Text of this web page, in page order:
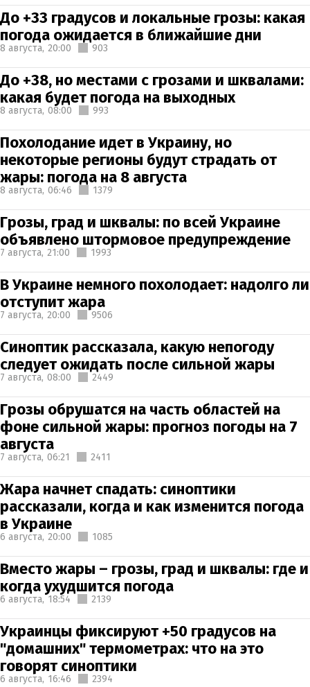
До +33 градусов и локальные грозы: какая
погода ожидается в ближайшие дни
8 августа, 20:00 903
До +38, но местами с грозами и шквалами:
какая будет погода на выходных
8 августа, 08:00 993
Похолодание идет в Украину, но
некоторые регионы будут страдать от
жары: погода на 8 августа
8 августа, 06:46 1379
Грозы, град и шквалы: по всей Украине
объявлено штормовое предупреждение
7 августа, 21:00 1993
В Украине немного похолодает: надолго ли
отступит жара
7 августа, 20:00 9506
Синоптик рассказала, какую непогоду
следует ожидать после сильной жары
7 августа, 08:00 2449
Грозы обрушатся на часть областей на
фоне сильной жары: прогноз погоды на 7
августа
7 августа, 06:21 2411
Жара начнет спадать: синоптики
рассказали, когда и как изменится погода
в Украине
6 августа, 20:00 1085
Вместо жары – грозы, град и шквалы: где и
когда ухудшится погода
6 августа, 18:54 2139
Украинцы фиксируют +50 градусов на
"домашних" термометрах: что на это
говорят синоптики
6 августа, 16:46 2394